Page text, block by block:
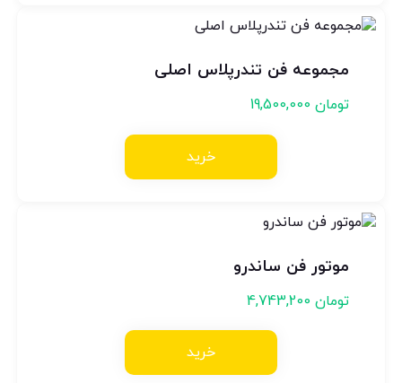
مجموعه فن تندرپلاس اصلی
تومان19,500,000
خرید
موتور فن ساندرو
تومان4,743,200
خرید